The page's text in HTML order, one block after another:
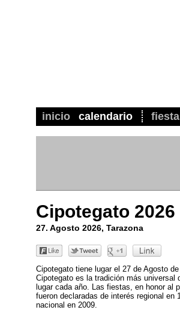
inicio calendario
Cipotegato 2026
27. Agosto 2026, Tarazona
Cipotegato tiene lugar el 27 de Agosto
Cipotegato es la tradición más universal
lugar cada año. Las fiestas, en honor al
fueron declaradas de interés regional en
nacional en 2009.